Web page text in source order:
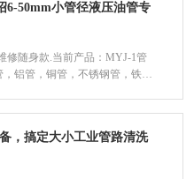
6-50mm小管径液压油管专
修随身款.当前产品：MYJ-1管
铝管，铜管，不锈钢管，铁
，搞定大小工业管路清洗